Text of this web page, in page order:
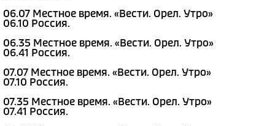
06.07 Местное время. «Вести. Орел. Утро»
06.10 Россия.
06.35 Местное время. «Вести. Орел. Утро»
06.41 Россия.
07.07 Местное время. «Вести. Орел. Утро»
07.10 Россия.
07.35 Местное время. «Вести. Орел. Утро»
07.41 Россия.